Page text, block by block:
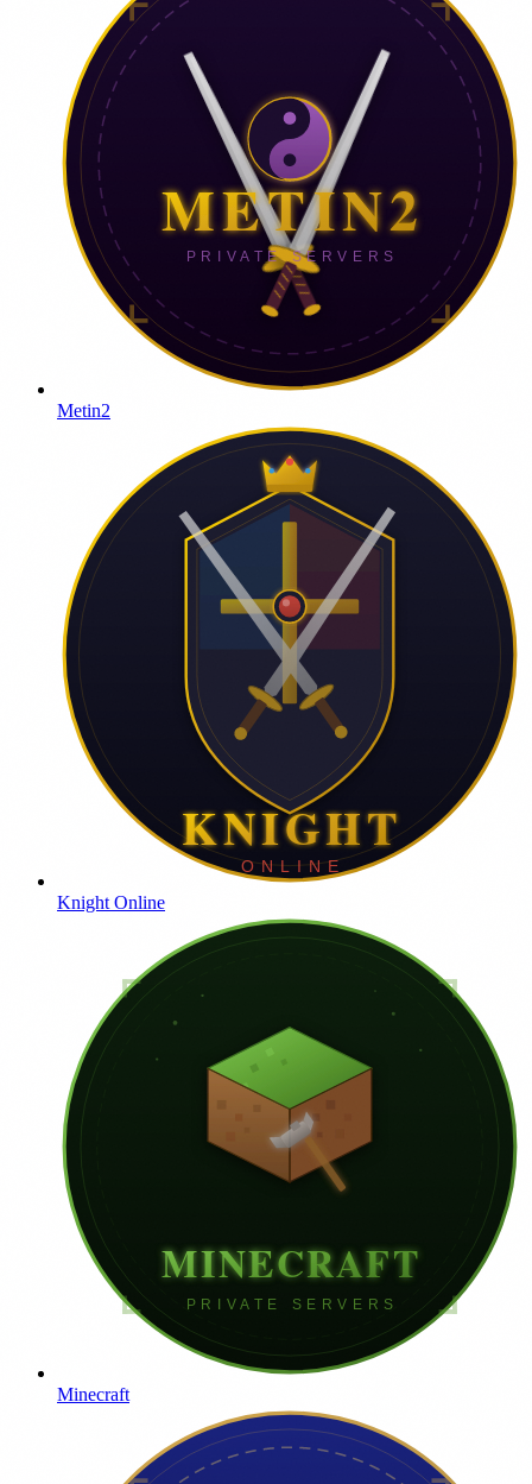
Metin2
Knight Online
Minecraft